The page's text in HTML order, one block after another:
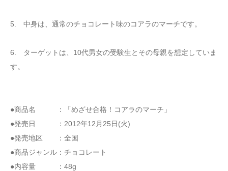
5. 中身は、通常のチョコレート味のコアラのマーチです。
6. ターゲットは、10代男女の受験生とその母親を想定していま
す。
●商品名 ：「めざせ合格！コアラのマーチ」
●発売日 ：2012年12月25日(火)
●発売地区 ：全国
●商品ジャンル：チョコレート
●内容量 ：48g